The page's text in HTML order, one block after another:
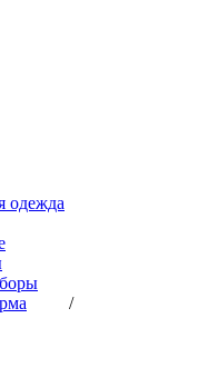
одежда
/